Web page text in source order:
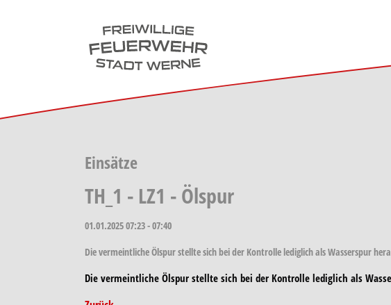
Einsätze
TH_1 - LZ1 - Ölspur
01.01.202507:23 - 07:40
Die vermeintliche Ölspur stellte sich bei der Kontrolle lediglich als Wasserspur
Die vermeintliche Ölspur stellte sich bei der Kontrolle lediglich als